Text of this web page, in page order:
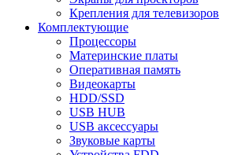
Крепления для телевизоров
Комплектующие
Процессоры
Материнские платы
Оперативная память
Видеокарты
HDD/SSD
USB HUB
USB аксессуары
Звуковые карты